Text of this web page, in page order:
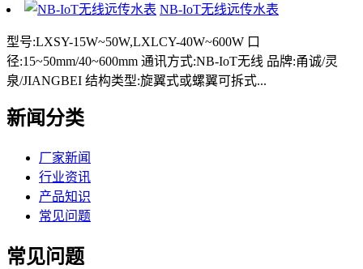
NB-IoT无线远传水表
型号:LXSY-15W~50W,LXLCY-40W~600W 口
径:15~50mm/40~600mm 通讯方式:NB-IoT无线 品牌:甬诚/灵
泉/JIANGBEI 结构类型:旋翼式或螺翼可拆式...
新闻分类
厂家新闻
行业资讯
产品知识
常见问题
常见问题